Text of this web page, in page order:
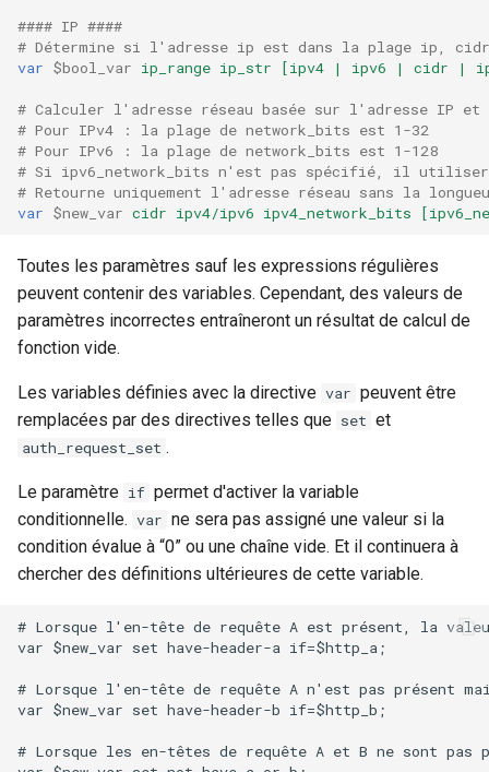
#### IP ####
# Détermine si l'adresse ip est dans la plage ip,
var $bool_var ip_range ip_str [ipv4 | ipv6 | cidr |
# Calculer l'adresse réseau basée sur l'adresse IP
# Pour IPv4 : la plage de network_bits est 1-32
# Pour IPv6 : la plage de network_bits est 1-128
# Si ipv6_network_bits n'est pas spécifié, il utilisera
# Retourne uniquement l'adresse réseau sans la
var $new_var cidr ipv4/ipv6 ipv4_network_bits
Toutes les paramètres sauf les expressions régulières
peuvent contenir des variables. Cependant, des valeurs de
paramètres incorrectes entraîneront un résultat de calcul de
fonction vide.
Les variables définies avec la directive var peuvent être
remplacées par des directives telles que set et
auth_request_set .
Le paramètre if permet d'activer la variable
conditionnelle. var ne sera pas assigné une valeur si la
condition évalue à “0” ou une chaîne vide. Et il continuera à
chercher des définitions ultérieures de cette variable.
# Lorsque l'en-tête de requête A est présent, la
var $new_var set have-header-a if=$http_a;
# Lorsque l'en-tête de requête A n'est pas présent
var $new_var set have-header-b if=$http_b;
# Lorsque les en-têtes de requête A et B ne sont